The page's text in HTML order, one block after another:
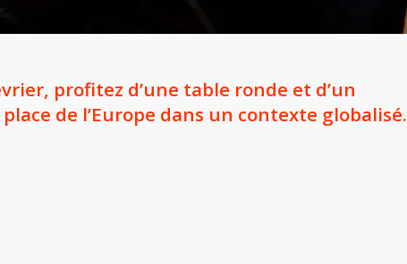
profitez d’une table ronde et d’un
de l’Europe dans un contexte globalisé.